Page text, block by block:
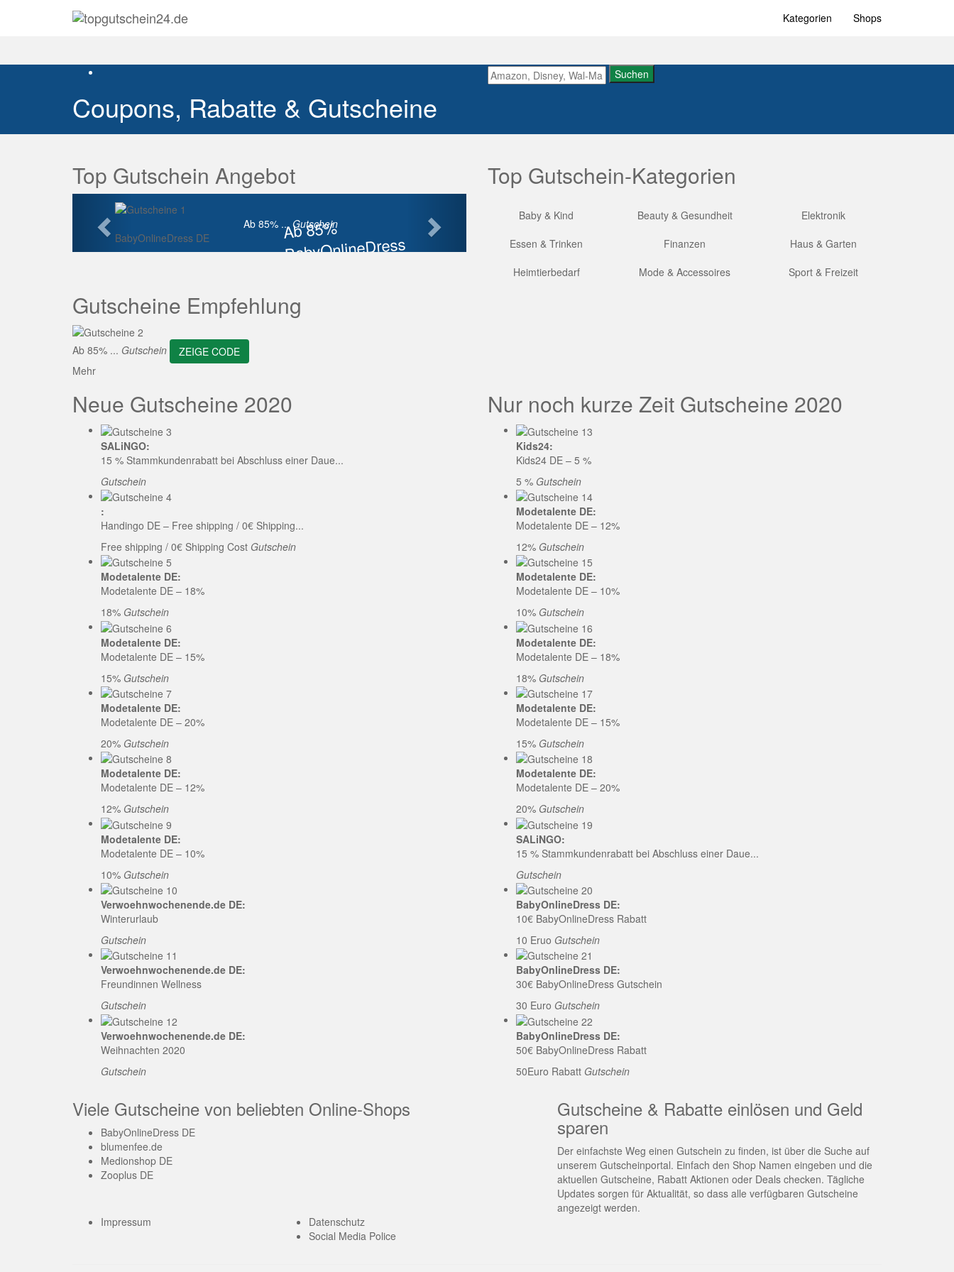
Kategorien Shops
Coupons, Rabatte & Gutscheine
Suchen
Top Gutschein Angebot
Ab 85%
BabyOnlineDress
ZEIGE CODE
Ab 85% ... Gutschein
BabyOnlineDress DE
Vorherige
Top Gutschein-Kategorien
Baby & Kind Beauty & Gesundheit
Elektronik
Essen & Trinken
Finanzen
Haus & Garten
Heimtierbedarf
Mode & Accessoires Sport & Freizeit
Gutscheine Empfehlung
Ab 85% ... Gutschein
ZEIGE CODE
Mehr
Neue Gutscheine 2020
SALiNGO:
15 % Stammkundenrabatt bei Abschluss einer Daue...
Gutschein
:
Handingo DE – Free shipping / 0€ Shipping...
Free shipping / 0€ Shipping Cost Gutschein
Modetalente DE:
Modetalente DE – 18%
18% Gutschein
Modetalente DE:
Modetalente DE – 15%
15% Gutschein
Modetalente DE:
Modetalente DE – 20%
20% Gutschein
Modetalente DE:
Modetalente DE – 12%
12% Gutschein
Modetalente DE:
Modetalente DE – 10%
10% Gutschein
Verwoehnwochenende.de DE:
Winterurlaub
Gutschein
Verwoehnwochenende.de DE:
Freundinnen Wellness
Gutschein
Verwoehnwochenende.de DE:
Weihnachten 2020
Gutschein
Nur noch kurze Zeit Gutscheine 2020
Kids24:
Kids24 DE – 5 %
5 % Gutschein
Modetalente DE:
Modetalente DE – 12%
12% Gutschein
Modetalente DE:
Modetalente DE – 10%
10% Gutschein
Modetalente DE:
Modetalente DE – 18%
18% Gutschein
Modetalente DE:
Modetalente DE – 15%
15% Gutschein
Modetalente DE:
Modetalente DE – 20%
20% Gutschein
SALiNGO:
15 % Stammkundenrabatt bei Abschluss einer Daue...
Gutschein
BabyOnlineDress DE:
10€ BabyOnlineDress Rabatt
10 Eruo Gutschein
BabyOnlineDress DE:
30€ BabyOnlineDress Gutschein
30 Euro Gutschein
BabyOnlineDress DE:
50€ BabyOnlineDress Rabatt
50Euro Rabatt Gutschein
Viele Gutscheine von beliebten Online-Shops
BabyOnlineDress DE
blumenfee.de
Medionshop DE
Zooplus DE
Gutscheine & Rabatte einlösen und Geld
sparen
Der einfachste Weg einen Gutschein zu finden, ist über die Suche auf
unserem Gutscheinportal. Einfach den Shop Namen eingeben und die
aktuellen Gutscheine, Rabatt Aktionen oder Deals checken. Tägliche
Updates sorgen für Aktualität, so dass alle verfügbaren Gutscheine
angezeigt werden.
Impressum
Datenschutz
Social Media Police